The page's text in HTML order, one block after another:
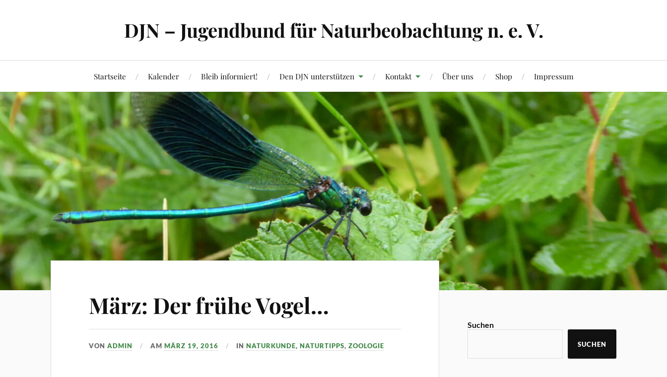
DJN – Jugendbund für Naturbeobachtung n. e. V.
Startseite Kalender Bleib informiert! Den DJN unterstützen Kontakt Über uns Shop Impressum
März: Der frühe Vogel…
VONADMIN AMMÄRZ 19, 2016 INNATURKUNDE,NATURTIPPS,ZOOLOGIE
Suchen
SUCHEN